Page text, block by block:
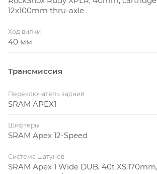
12x100mm thru-axle
Ход вилки
40 мм
Трансмиссия
Переключатель задний
SRAM APEX1
Шифтеры
SRAM Apex 12-Speed
Система шатунов
SRAM Apex 1 Wide DUB, 40t